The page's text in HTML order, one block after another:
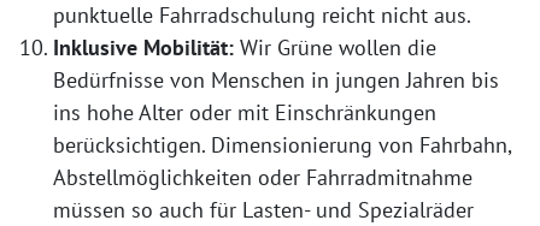
punktuelle Fahrradschulung reicht nicht aus.
Inklusive Mobilität: Wir Grüne wollen die
Bedürfnisse von Menschen in jungen Jahren bis
ins hohe Alter oder mit Einschränkungen
berücksichtigen. Dimensionierung von Fahrbahn,
Abstellmöglichkeiten oder Fahrradmitnahme
müssen so auch für Lasten- und Spezialräder